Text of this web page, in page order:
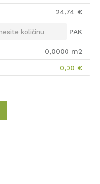
24,74 €
PAK
0,0000 m2
0,00 €